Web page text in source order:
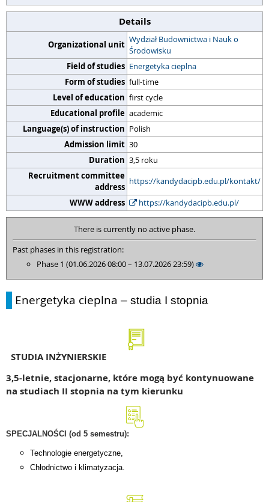
Details
Organizational unit Wydział Budownictwa i Nauk o
Środowisku
Field of studies Energetyka cieplna
Form of studies full-time
Level of education first cycle
Educational profile academic
Language(s) of instruction Polish
Admission limit 30
Duration 3,5 roku
Recruitment committee
address
https://kandydacipb.edu.pl/kontakt/
WWW address
https://kandydacipb.edu.pl/
There is currently no active phase.
Past phases in this registration:
Phase 1 (01.06.2026 08:00 – 13.07.2026 23:59)
Energetyka cieplna – studia I stopnia
STUDIA INŻYNIERSKIE
3,5-letnie, stacjonarne, które mogą być kontynuowane
na studiach II stopnia na tym kierunku
SPECJALNOŚCI (od 5 semestru):
Technologie energetyczne,
Chłodnictwo i klimatyzacja.